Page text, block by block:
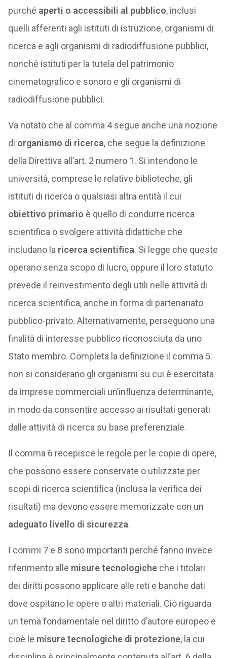
purché aperti o accessibili al pubblico, inclusi
quelli afferenti agli istituti di istruzione, organismi di
ricerca e agli organismi di radiodiffusione pubblici,
nonché istituti per la tutela del patrimonio
cinematografico e sonoro e gli organismi di
radiodiffusione pubblici.
Va notato che al comma 4 segue anche una nozione
di organismo di ricerca, che segue la definizione
della Direttiva all’art. 2 numero 1. Si intendono le
università, comprese le relative biblioteche, gli
istituti di ricerca o qualsiasi altra entità il cui
obiettivo primario è quello di condurre ricerca
scientifica o svolgere attività didattiche che
includano la ricerca scientifica. Si legge che queste
operano senza scopo di lucro, oppure il loro statuto
prevede il reinvestimento degli utili nelle attività di
ricerca scientifica, anche in forma di partenariato
pubblico-privato. Alternativamente, perseguono una
finalità di interesse pubblico riconosciuta da uno
Stato membro. Completa la definizione il comma 5:
non si considerano gli organismi su cui è esercitata
da imprese commerciali un’influenza determinante,
in modo da consentire accesso ai risultati generati
dalle attività di ricerca su base preferenziale.
Il comma 6 recepisce le regole per le copie di opere,
che possono essere conservate o utilizzate per
scopi di ricerca scientifica (inclusa la verifica dei
risultati) ma devono essere memorizzate con un
adeguato livello di sicurezza.
I commi 7 e 8 sono importanti perché fanno invece
riferimento alle misure tecnologicheche i titolari
dei diritti possono applicare alle reti e banche dati
dove ospitano le opere o altri materiali. Ciò riguarda
un tema fondamentale nel diritto d’autore europeo e
cioè le misure tecnologiche di protezione, la cui